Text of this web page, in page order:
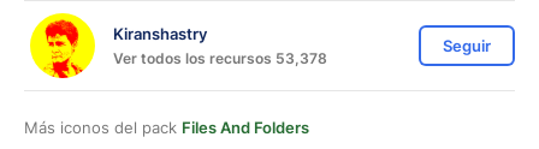
Kiranshastry
Ver todos los recursos 53,378
Seguir
Más iconos del pack Files And Folders